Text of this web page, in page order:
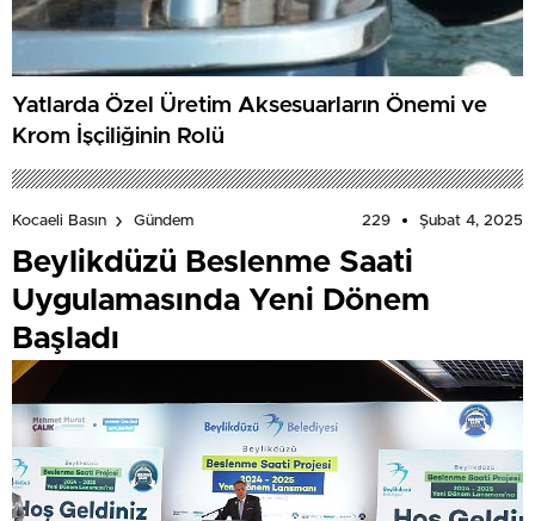
Yatlarda Özel Üretim Aksesuarların Önemi ve
Krom İşçiliğinin Rolü
Kocaeli Basın Gündem 229 Şubat 4, 2025
Beylikdüzü Beslenme Saati
Uygulamasında Yeni Dönem
Başladı